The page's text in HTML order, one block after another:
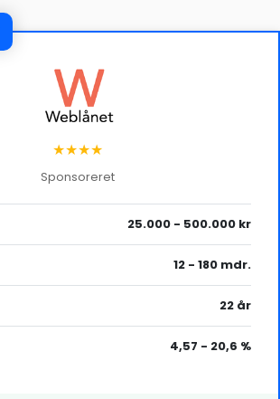
★★★★
Sponsoreret
25.000 - 500.000 kr
12 - 180 mdr.
22 år
4,57 - 20,6 %